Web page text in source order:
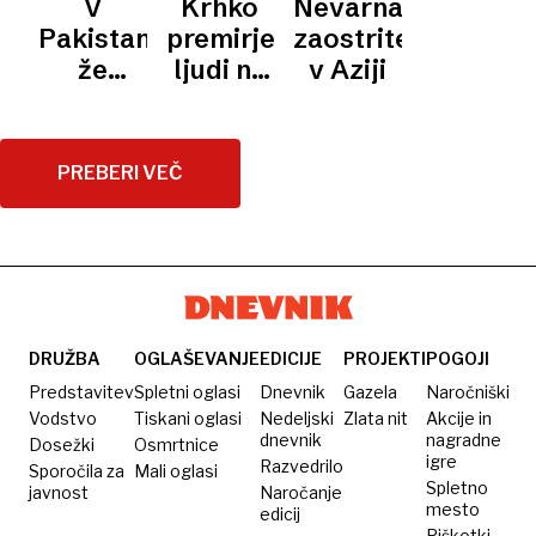
pogajanja
že v
Teheranu
Islamabadu?
V
Pakistanu
že
750
mrtvih,
Krhko
premirje
ljudi na
straneh
PAKISTAN
Nevarna
zaostritev
v Aziji
PREBERI VEČ
DRUŽBA
Predstavitev
Vodstvo
Dosežki
Sporočila za
javnost
OGLAŠEVANJE
Spletni oglasi
Tiskani oglasi
Osmrtnice
Mali oglasi
EDICIJE
Dnevnik
Nedeljski
dnevnik
Razvedrilo
Naročanje
edicij
PROJEKTI
Gazela
Zlata nit
POGOJI
Naročniški
Akcije in
nagradne
igre
Spletno
mesto